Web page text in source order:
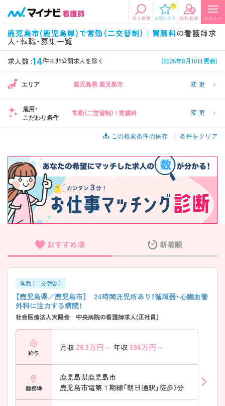
0
鹿児島市(鹿児島県)で常勤（二交替制）｜胃腸科の看護師求
人・転職・募集一覧
求人数 :14件※非公開求人を除く (2026年8月10日更新)
エリアから探す
エリアから探す
関東 北陸・信越
東海 関西
九州・沖縄
希望の求人条件を選択
資格 勤務形態
施設形態
病院、クリニック・診療所など
担当業務
病棟、外来など
美容外科、
循環器内科など
未経験歓迎、
土日祝休みなど
年収
年収500万円以上など 正社員、契約社員など
フリーワード検索
エリア 鹿児島県 鹿児島市 変更 ＞
雇用・
こだわり条件
常勤（二交替制） / 胃腸科 変更 ＞
この検索条件の保存 条件をクリア
おすすめ順 新着順
常勤（二交替制）
【鹿児島県／鹿児島市】 24時間託児所あり！循環器・心臓血管
外科に注力する病院！
社会医療法人天陽会 中央病院の看護師求人(正社員)
給与
月収 26.3万円～ 年収 396万円～
勤務地
鹿児島県鹿児島市
鹿児島市電第１期線「朝日通駅」徒歩3分